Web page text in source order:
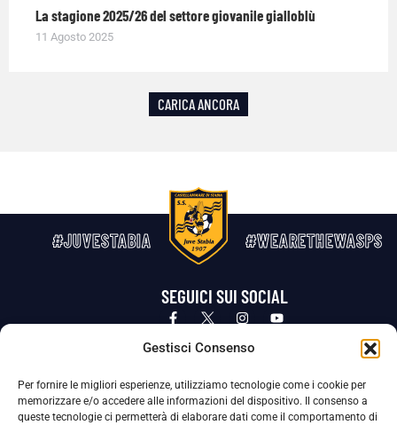
Gestisci Consenso
Per fornire le migliori esperienze, utilizziamo tecnologie come i cookie per
memorizzare e/o accedere alle informazioni del dispositivo. Il consenso a
queste tecnologie ci permetterà di elaborare dati come il comportamento di
La stagione 2025/26 del settore giovanile gialloblù
11 Agosto 2025
CARICA ANCORA
#JUVESTABIA #WEARETHEWASPS
SEGUICI SUI SOCIAL
Privacy Policy Cookie Policy
La Società ha nominato il Responsabile della Protezione dei Dati Personali (DPO), figura specializzata che vigila sulle modalità
adottate dalla nostra Società per tutelare i Suoi dati personali.